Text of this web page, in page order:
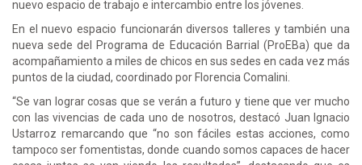
nuevo espacio de trabajo e intercambio entre los jóvenes.
En el nuevo espacio funcionarán diversos talleres y también una
nueva sede del Programa de Educación Barrial (ProEBa) que da
acompañamiento a miles de chicos en sus sedes en cada vez más
puntos de la ciudad, coordinado por Florencia Comalini.
“Se van lograr cosas que se verán a futuro y tiene que ver mucho
con las vivencias de cada uno de nosotros, destacó Juan Ignacio
Ustarroz remarcando que “no son fáciles estas acciones, como
tampoco ser fomentistas, donde cuando somos capaces de hacer